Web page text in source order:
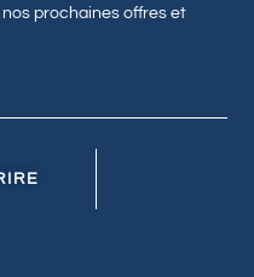
prochaines offres et